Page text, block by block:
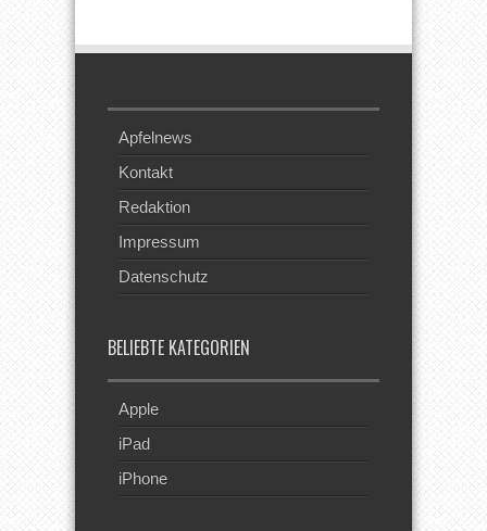
Apfelnews
Kontakt
Redaktion
Impressum
Datenschutz
BELIEBTE KATEGORIEN
Apple
iPad
iPhone